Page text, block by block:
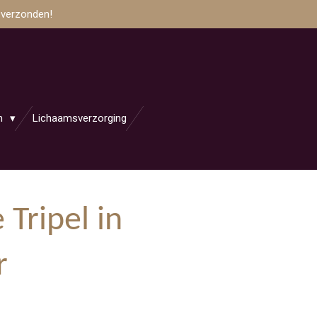
Lichaamsverzorging
Tripel in